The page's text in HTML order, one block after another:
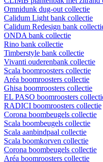
Omnidunk dug-out collectie
Calidum Light bank collectie
Calidum Redesign bank
ONDA bank collectie
Rino bank collectie
Timberstyle bank collectie
Vivanti ouderenbank collectie
Scala boomroosters collectie
Aréa boomroosters collectie
Ghisa boomroosters collectie
EL PASO boomroosters
RADICI boomroosters collectie
Corona boombeugels collectie
Scala boombeugels collectie
Scala aanbindpaal collectie
Scala boomkorven collectie
Corona boombeugels collectie
Aréa boomroosters collectie